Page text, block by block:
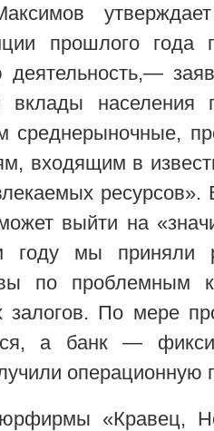
прошлого
деятельность,—
населения
среднерыночные,
входящим в
выйти на
году мы приняли
по проблемным
залогов. По мере
а банк —
операционную
«Кравец,